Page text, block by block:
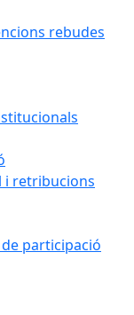
rebudes
i retribucions
participació